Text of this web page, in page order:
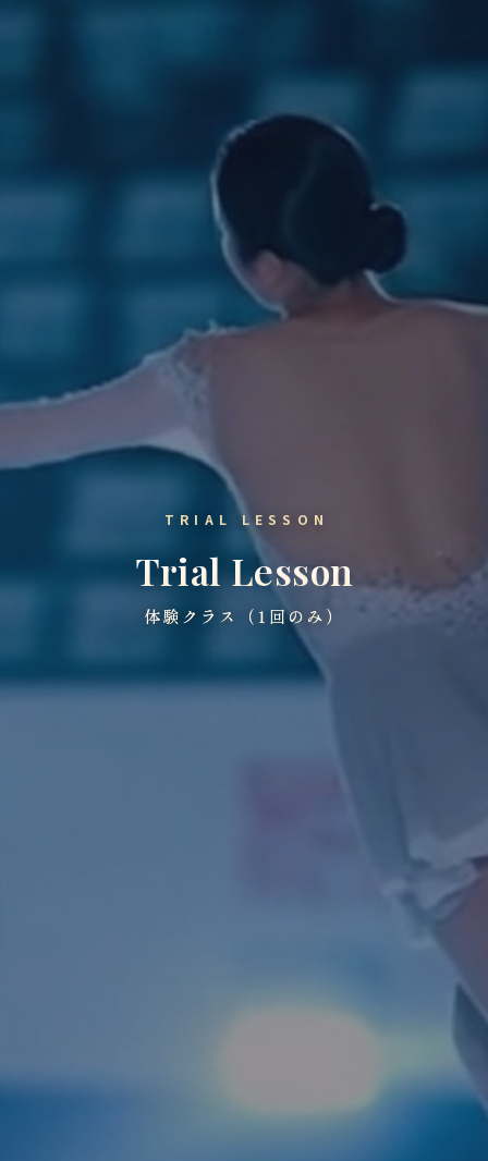
TRIAL LESSON
Trial Lesson
体験クラス（1回のみ）